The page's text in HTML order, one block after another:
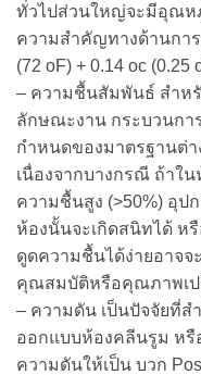
ทั่วไปส่วนใหญ่จะมีอุณห
ความสำคัญทางด้านกา
(72 oF) + 0.14 oc (0.25
– ความชื้นสัมพันธ์ สำห
ลักษณะงาน กระบวนก
กำหนดของมาตรฐานต่า
เนื่องจากบางกรณี ถ้าใ
ความชื้นสูง (>50%) อุ
ห้องนั้นจะเกิดสนิทได้ ห
ดูดความชื้นได้ง่ายอาจ
คุณสมบัติหรือคุณภาพเป
– ความดัน เป็นปัจจัยที่
ออกแบบห้องคลีนรูม หรื
ความดันให้เป็น บวก